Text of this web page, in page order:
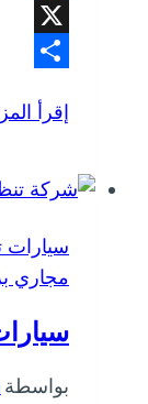
X
إقرأ
سيارات
مجاري
بواسطة